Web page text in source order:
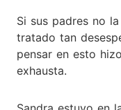
Si sus padres no
tratado tan
pensar en esto
exhausta.